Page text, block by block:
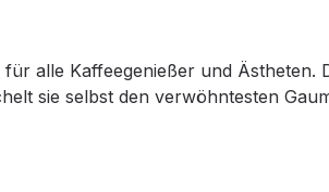
alle Kaffeegenießer und Ästheten.
sie selbst den verwöhntesten